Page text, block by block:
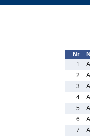
Nr
1
2
3
4
5
6
7